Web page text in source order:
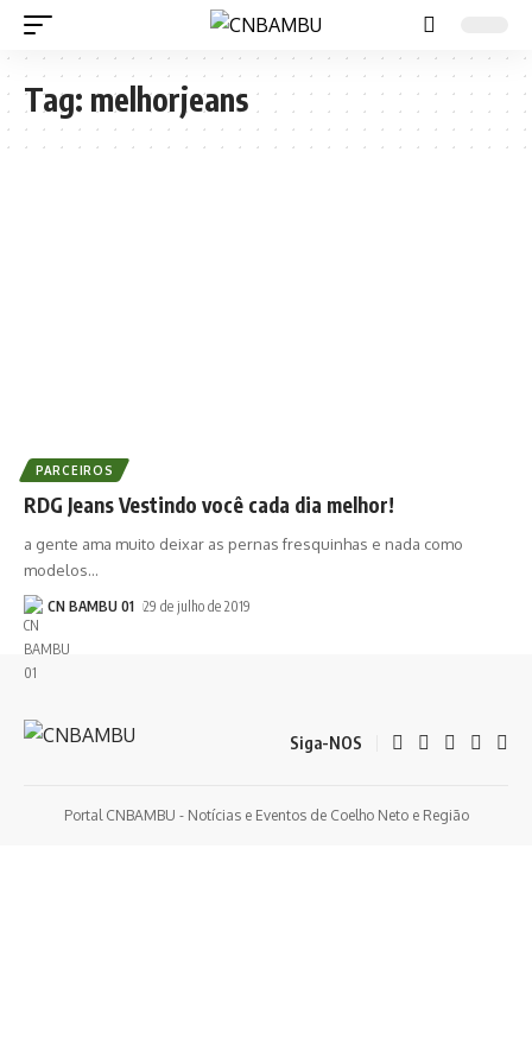
Tag: melhorjeans
PARCEIROS
RDG Jeans Vestindo você cada dia melhor!
a gente ama muito deixar as pernas fresquinhas e nada como
modelos…
CN BAMBU 01 29 de julho de 2019
Siga-NOS
Portal CNBAMBU - Notícias e Eventos de Coelho Neto e Região